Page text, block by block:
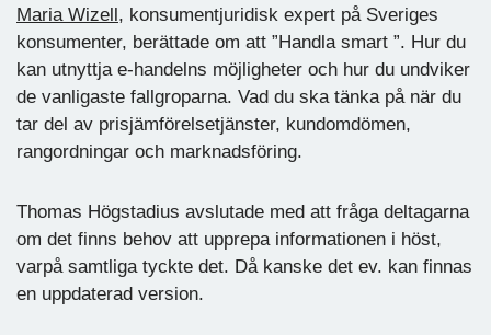
Maria Wizell , konsumentjuridisk expert på Sveriges
konsumenter, berättade om att ”Handla smart ”. Hur du
kan utnyttja e-handelns möjligheter och hur du undviker
de vanligaste fallgroparna. Vad du ska tänka på när du
tar del av prisjämförelsetjänster, kundomdömen,
rangordningar och marknadsföring.
Thomas Högstadius avslutade med att fråga deltagarna
om det finns behov att upprepa informationen i höst,
varpå samtliga tyckte det. Då kanske det ev. kan finnas
en uppdaterad version.